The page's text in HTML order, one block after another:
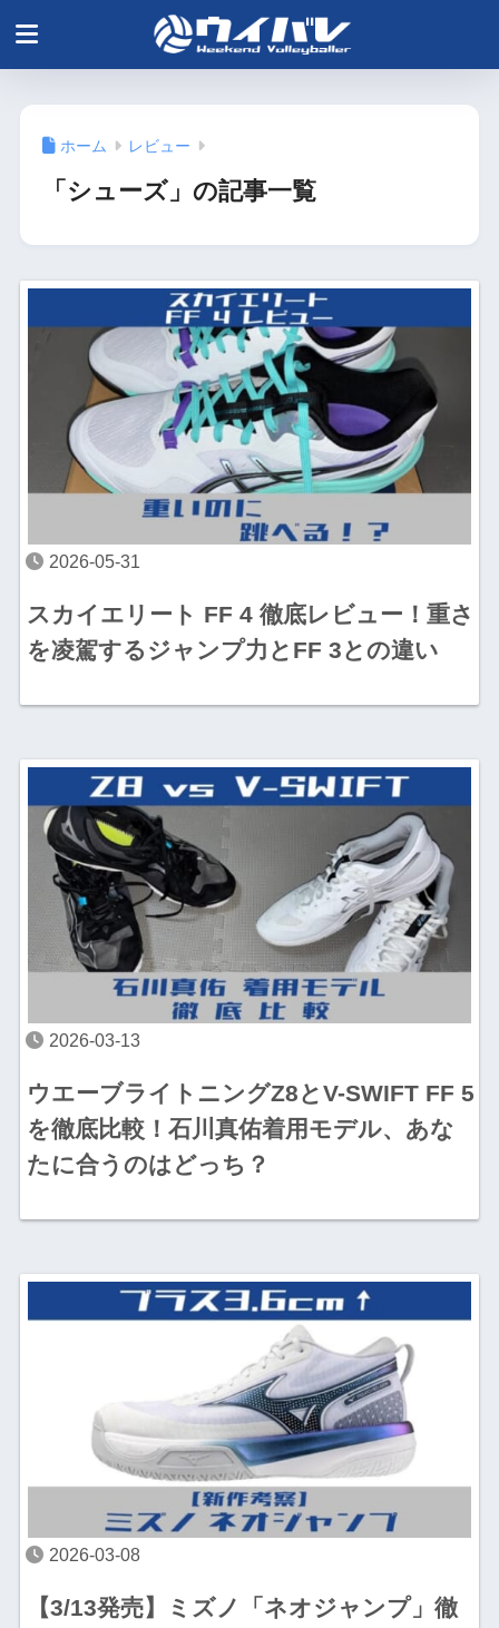
ホーム レビュー
「シューズ」の記事一覧
2026-05-31
スカイエリート FF 4 徹底レビュー！重さ
を凌駕するジャンプ力とFF 3との違い
2026-03-13
ウエーブライトニングZ8とV-SWIFT FF 5
を徹底比較！石川真佑着用モデル、あな
たに合うのはどっち？
2026-03-08
【3/13発売】ミズノ「ネオジャンプ」徹